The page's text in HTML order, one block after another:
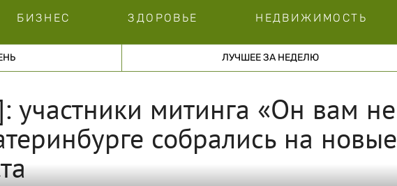
БИЗНЕС ЗДОРОВЬЕ НЕДВИЖИМОСТЬ
ЛУЧШЕЕ ЗА НЕДЕЛЮ
участники митинга «Он вам не
собрались на новые